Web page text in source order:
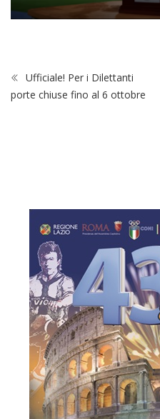
Ufficiale! Per i Dilettanti
porte chiuse fino al 6 ottobre